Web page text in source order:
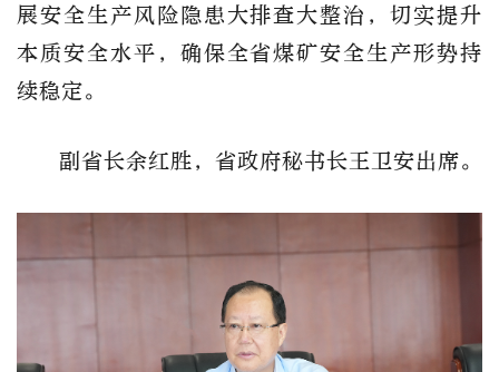
展安全生产风险隐患大排查大整治，切实提升
本质安全水平，确保全省煤矿安全生产形势持
续稳定。
副省长余红胜，省政府秘书长王卫安出席。